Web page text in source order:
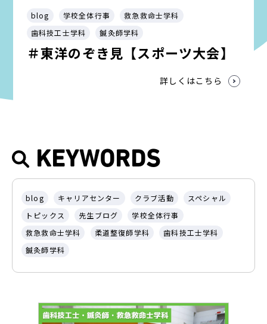
blog 学校全体行事
救急救命士学科
歯科技工士学科
鍼灸師学科
＃東洋のぞき見【スポーツ大会】
詳しくはこちら
KEYWORDS
blog キャリアセンター クラブ活動
スペシャル
トピックス
先生ブログ
学校全体行事
救急救命士学科
柔道整復師学科
歯科技工士学科
鍼灸師学科